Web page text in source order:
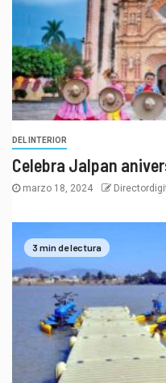
DEL INTERIOR
Celebra Jalpan
marzo 18, 2024
3 min de lectura